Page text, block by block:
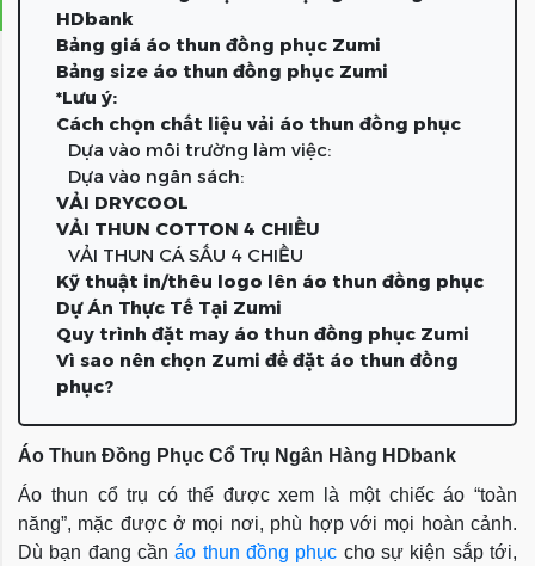
HDbank
Bảng giá áo thun đồng phục Zumi
Bảng size áo thun đồng phục Zumi
*Lưu ý:
Cách chọn chất liệu vải áo thun đồng phục
Dựa vào môi trường làm việc:
Dựa vào ngân sách:
VẢI DRYCOOL
VẢI THUN COTTON 4 CHIỀU
VẢI THUN CÁ SẤU 4 CHIỀU
Kỹ thuật in/thêu logo lên áo thun đồng phục
Dự Án Thực Tế Tại Zumi
Quy trình đặt may áo thun đồng phục Zumi
Vì sao nên chọn Zumi để đặt áo thun đồng
phục?
Áo Thun Đồng Phục Cổ Trụ Ngân Hàng HDbank
Áo thun cổ trụ có thể được xem là một chiếc áo “toàn
năng”, mặc được ở mọi nơi, phù hợp với mọi hoàn cảnh.
Dù bạn đang cầnáo thun đồng phục cho sự kiện sắp tới,